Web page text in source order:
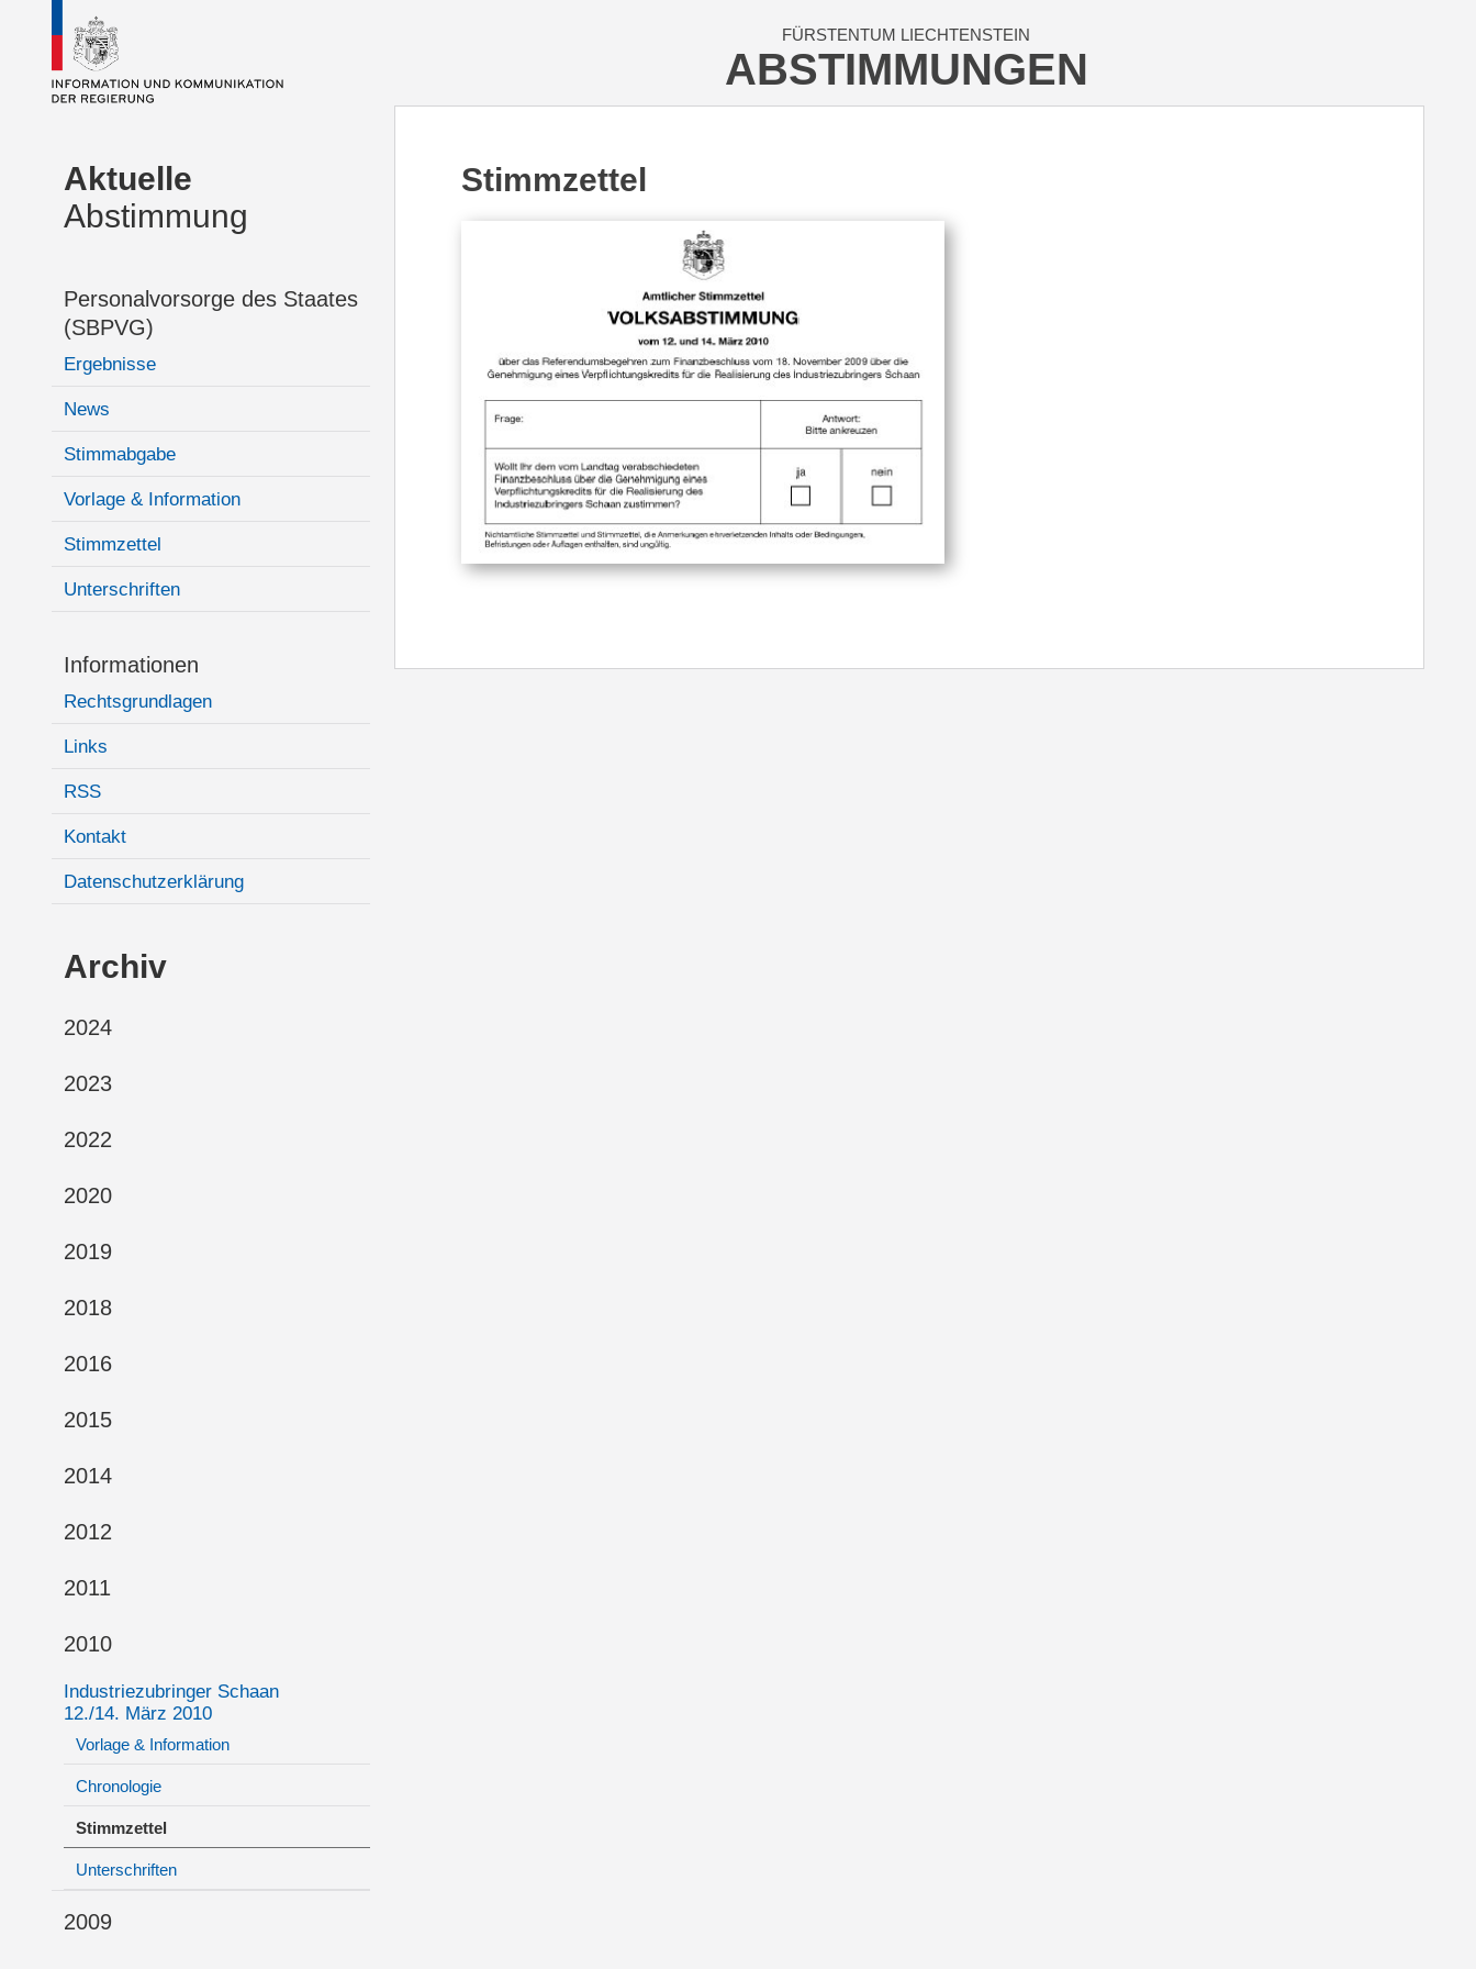
FÜRSTENTUM LIECHTENSTEIN
ABSTIMMUNGEN
Aktuelle
Abstimmung
Personalvorsorge des Staates
(SBPVG)
Ergebnisse
News
Stimmabgabe
Vorlage & Information
Stimmzettel
Unterschriften
Informationen
Rechtsgrundlagen
Links
RSS
Kontakt
Datenschutzerklärung
Archiv
2024
2023
2022
2020
2019
2018
2016
2015
2014
2012
2011
2010
Industriezubringer Schaan
12./14. März 2010
Vorlage & Information
Chronologie
Stimmzettel
Unterschriften
2009
Stimmzettel